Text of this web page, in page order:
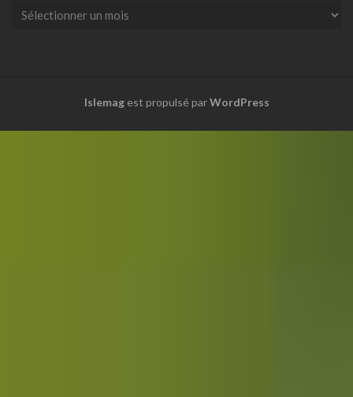
Consultez
Islemagest propulsé parWordPress